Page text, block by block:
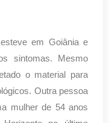
em Goiânia e
sintomas. Mesmo
o material para
Outra pessoa
mulher de 54 anos